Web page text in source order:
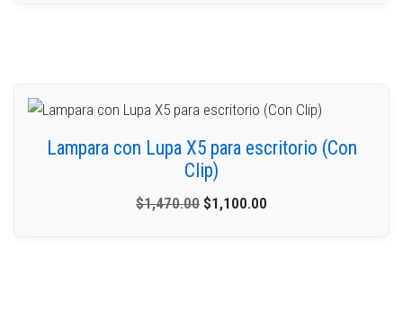
Lampara con Lupa X5 para escritorio (Con
Clip)
$1,470.00 $1,100.00